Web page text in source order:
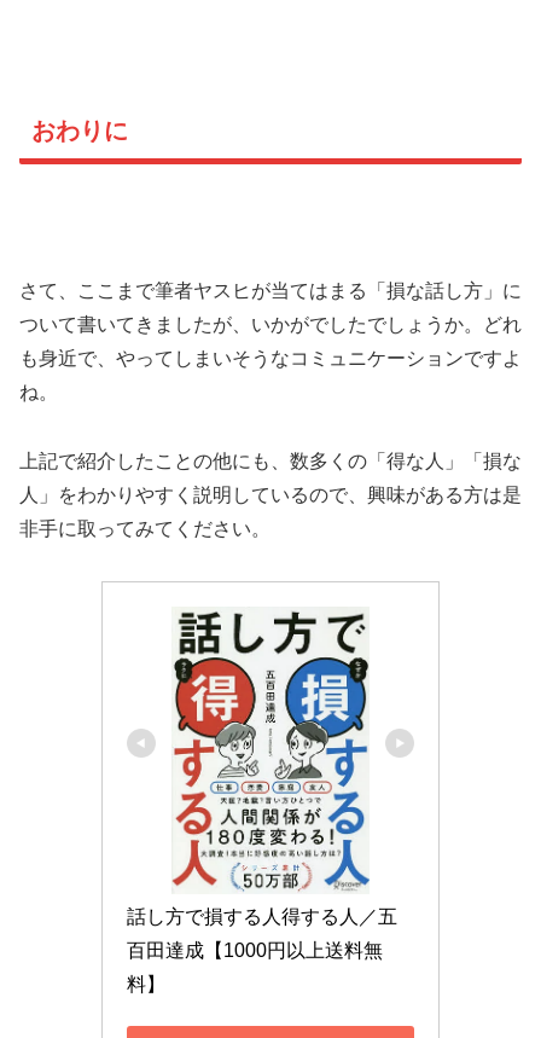
おわりに
さて、ここまで筆者ヤスヒが当てはまる「損な話し方」に
ついて書いてきましたが、いかがでしたでしょうか。どれ
も身近で、やってしまいそうなコミュニケーションですよ
ね。
上記で紹介したことの他にも、数多くの「得な人」「損な
人」をわかりやすく説明しているので、興味がある方は是
非手に取ってみてください。
話し方で損する人得する人／五
百田達成【1000円以上送料無
料】